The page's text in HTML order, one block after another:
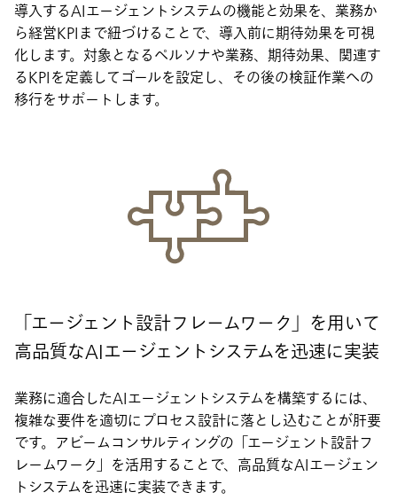
導入するAIエージェントシステムの機能と効果を、業務か
ら経営KPIまで紐づけることで、導入前に期待効果を可視
化します。対象となるペルソナや業務、期待効果、関連す
るKPIを定義してゴールを設定し、その後の検証作業への
移行をサポートします。
「エージェント設計フレームワーク」を用いて
高品質なAIエージェントシステムを迅速に実装
業務に適合したAIエージェントシステムを構築するには、
複雑な要件を適切にプロセス設計に落とし込むことが肝要
です。アビームコンサルティングの「エージェント設計フ
レームワーク」を活用することで、高品質なAIエージェン
トシステムを迅速に実装できます。